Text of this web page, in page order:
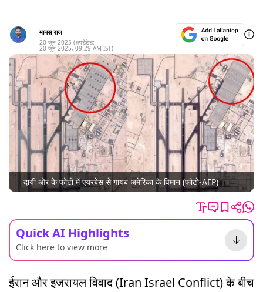
मानस राज
20 जून 2025 (अपडेटेड:
20 जून 2025, 09:29 AM IST)
दायीं ओर के फोटो में एयरबेस से गायब अमेरिका के विमान (फोटो-AFP)
Quick AI Highlights
Click here to view more
ईरान और इजरायल विवाद (Iran Israel Conflict) के बीच